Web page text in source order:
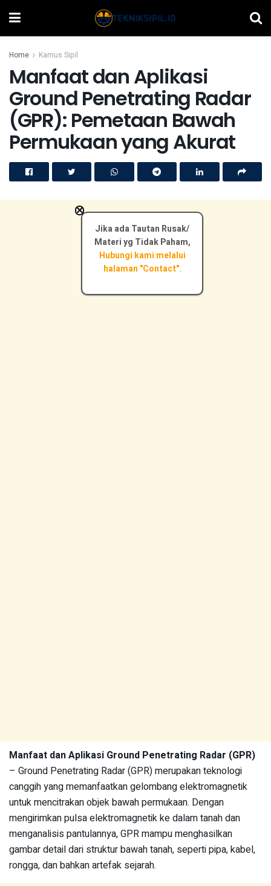
Home Kamus Sipil
Manfaat dan Aplikasi
Ground Penetrating Radar
(GPR): Pemetaan Bawah
Permukaan yang Akurat
Manfaat dan Aplikasi Ground Penetrating Radar (GPR)
– Ground Penetrating Radar (GPR) merupakan teknologi
canggih yang memanfaatkan gelombang elektromagnetik
untuk mencitrakan objek bawah permukaan. Dengan
mengirimkan pulsa elektromagnetik ke dalam tanah dan
menganalisis pantulannya, GPR mampu menghasilkan
gambar detail dari struktur bawah tanah, seperti pipa, kabel,
rongga, dan bahkan artefak sejarah.
Jika ada Tautan Rusak/
Materi yg Tidak Paham,
Hubungi kami melalui
halaman "Contact".
×